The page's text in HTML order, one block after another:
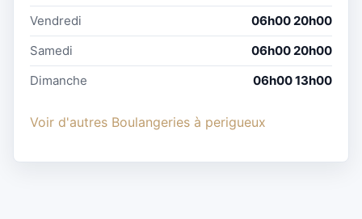
Vendredi
06h00 20h00
Samedi
06h00 20h00
Dimanche
06h00 13h00
Voir d'autres Boulangeries à perigueux